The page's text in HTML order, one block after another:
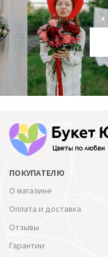
ПОКУПАТЕЛЮ
О магазине
Оплата и доставка
Отзывы
Гарантии